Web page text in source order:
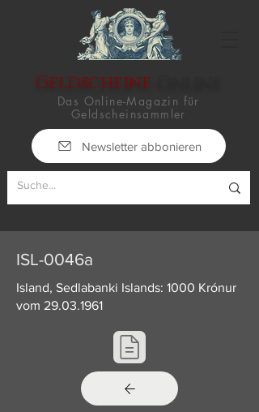
Geldscheine
Das Online-Magazin für
Geldscheinsammler
Newsletter abbonieren
ISL-0046a
Island, Sedlabanki Islands: 1000 Krónur
vom 29.03.1961